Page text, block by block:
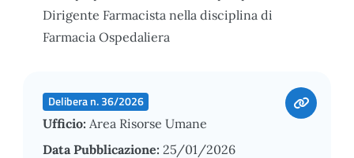
Dirigente Farmacista nella disciplina di
Farmacia Ospedaliera
Delibera n. 36/2026
Ufficio: Area Risorse Umane
Data Pubblicazione: 25/01/2026